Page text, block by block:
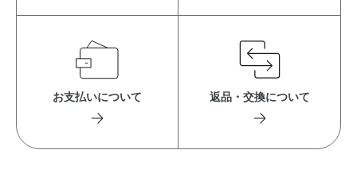
お支払いについて 返品・交換について